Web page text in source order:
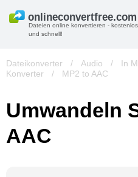
Dateien online konvertieren - kostenlos
und schnell!
Dateikonverter / Audio / In
Konverter
/ MP2 to AAC
Umwandeln
AAC